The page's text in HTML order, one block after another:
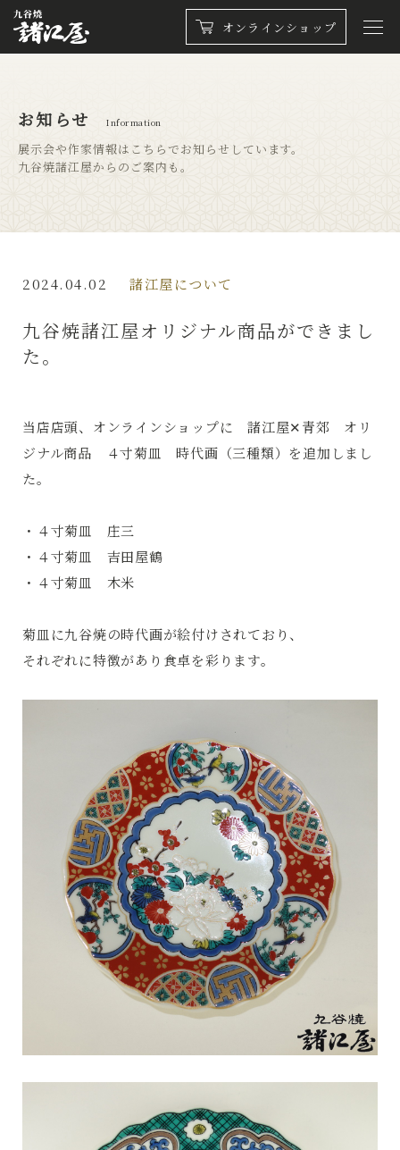
オンラインショップ
お知らせ Information
展示会や作家情報はこちらでお知らせしています。
九谷焼諸江屋からのご案内も。
2024.04.02 諸江屋について
九谷焼諸江屋オリジナル商品ができまし
た。
当店店頭、オンラインショップに 諸江屋✕青郊 オリ
ジナル商品 ４寸菊皿 時代画（三種類）を追加しまし
た。
・４寸菊皿 庄三
・４寸菊皿 吉田屋鶴
・４寸菊皿 木米
菊皿に九谷焼の時代画が絵付けされており、
それぞれに特徴があり食卓を彩ります。